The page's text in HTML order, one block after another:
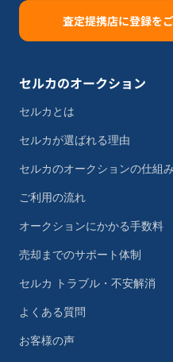
査定提携店に登録を
セルカのオークション
セルカとは
セルカが選ばれる理由
セルカのオークションの仕組み
ご利用の流れ
オークションにかかる手数料
売却までのサポート体制
セルカ トラブル・不安解消
よくある質問
お客様の声